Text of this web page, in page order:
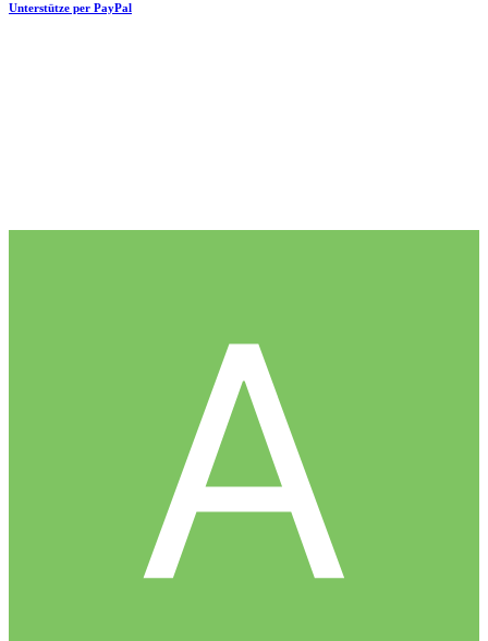
Unterstütze per PayPal